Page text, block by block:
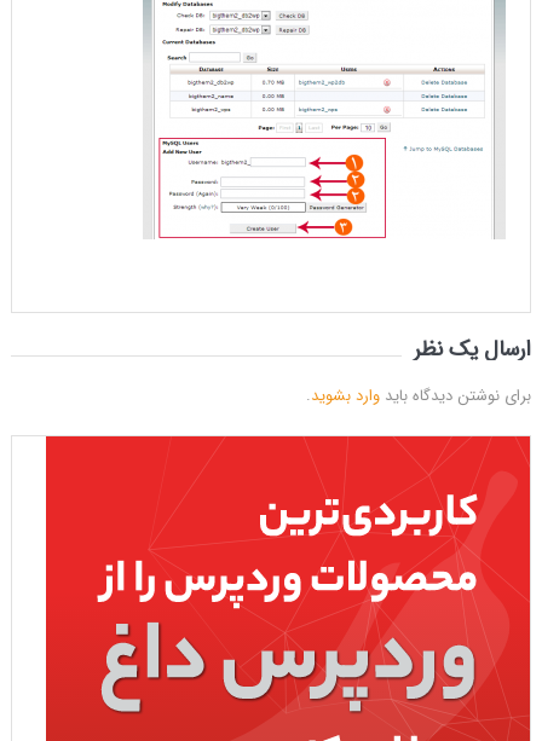
ارسال یک نظر
برای نوشتن دیدگاه باید وارد بشوید.